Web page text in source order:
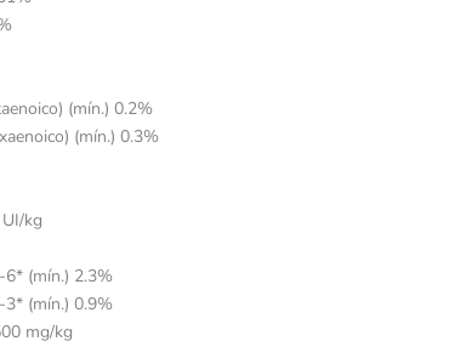
(mín.) 0.2%
(mín.) 0.3%
kg
(mín.) 2.3%
(mín.) 0.9%
mg/kg